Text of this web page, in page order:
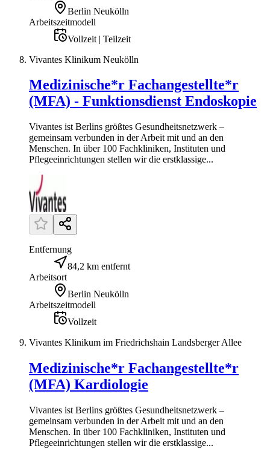
Berlin Neukölln
Arbeitszeitmodell
Vollzeit | Teilzeit
Vivantes Klinikum Neukölln
Medizinische*r Fachangestellte*r
(MFA) - Funktionsdienst Endoskopie
Vivantes ist Berlins größtes Gesundheitsnetzwerk –
gemeinsam verbunden in der Arbeit mit und an den
Menschen. In über 100 Fachkliniken, Instituten und
Pflegeeinrichtungen stellen wir die erstklassige...
Entfernung
84,2 km entfernt
Arbeitsort
Berlin Neukölln
Arbeitszeitmodell
Vollzeit
Vivantes Klinikum im Friedrichshain Landsberger Allee
Medizinische*r Fachangestellte*r
(MFA) Kardiologie
Vivantes ist Berlins größtes Gesundheitsnetzwerk –
gemeinsam verbunden in der Arbeit mit und an den
Menschen. In über 100 Fachkliniken, Instituten und
Pflegeeinrichtungen stellen wir die erstklassige...